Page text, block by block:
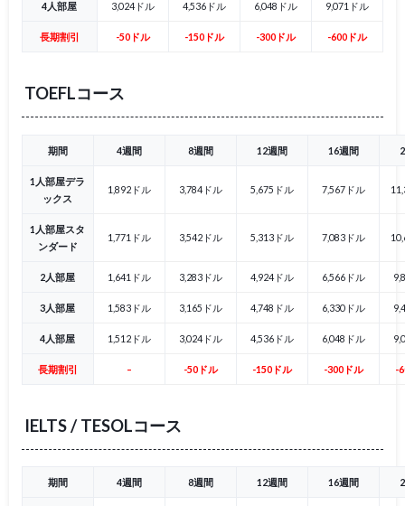
4人部屋 3,024ドル 4,536ドル 6,048ドル 9,071ドル
長期割引 -50ドル -150ドル -300ドル -600ドル
TOEFLコース
期間 4週間 8週間 12週間 16週間
1人部屋デラ
ックス
1,892ドル 3,784ドル 5,675ドル 7,567ドル
1人部屋スタ
ンダード
1,771ドル 3,542ドル 5,313ドル 7,083ドル
2人部屋 1,641ドル 3,283ドル 4,924ドル 6,566ドル
3人部屋 1,583ドル 3,165ドル 4,748ドル 6,330ドル
4人部屋 1,512ドル 3,024ドル 4,536ドル 6,048ドル
長期割引 – -50ドル -150ドル -300ドル -
IELTS / TESOLコース
期間 4週間 8週間 12週間 16週間